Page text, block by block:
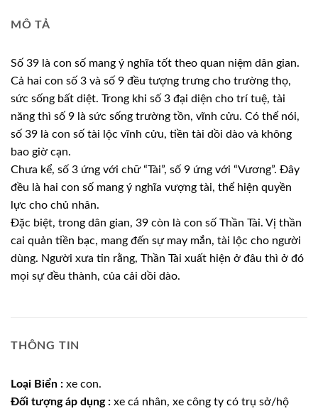
MÔ TẢ
Số 39 là con số mang ý nghĩa tốt theo quan niệm dân gian.
Cả hai con số 3 và số 9 đều tượng trưng cho trường thọ,
sức sống bất diệt. Trong khi số 3 đại diện cho trí tuệ, tài
năng thì số 9 là sức sống trường tồn, vĩnh cửu. Có thể nói,
số 39 là con số tài lộc vĩnh cửu, tiền tài dồi dào và không
bao giờ cạn.
Chưa kể, số 3 ứng với chữ “Tài”, số 9 ứng với “Vương”. Đây
đều là hai con số mang ý nghĩa vượng tài, thể hiện quyền
lực cho chủ nhân.
Đặc biệt, trong dân gian, 39 còn là con số Thần Tài. Vị thần
cai quản tiền bạc, mang đến sự may mắn, tài lộc cho người
dùng. Người xưa tin rằng, Thần Tài xuất hiện ở đâu thì ở đó
mọi sự đều thành, của cải dồi dào.
THÔNG TIN
Loại Biển : xe con.
Đối tượng áp dụng : xe cá nhân, xe công ty có trụ sở/hộ